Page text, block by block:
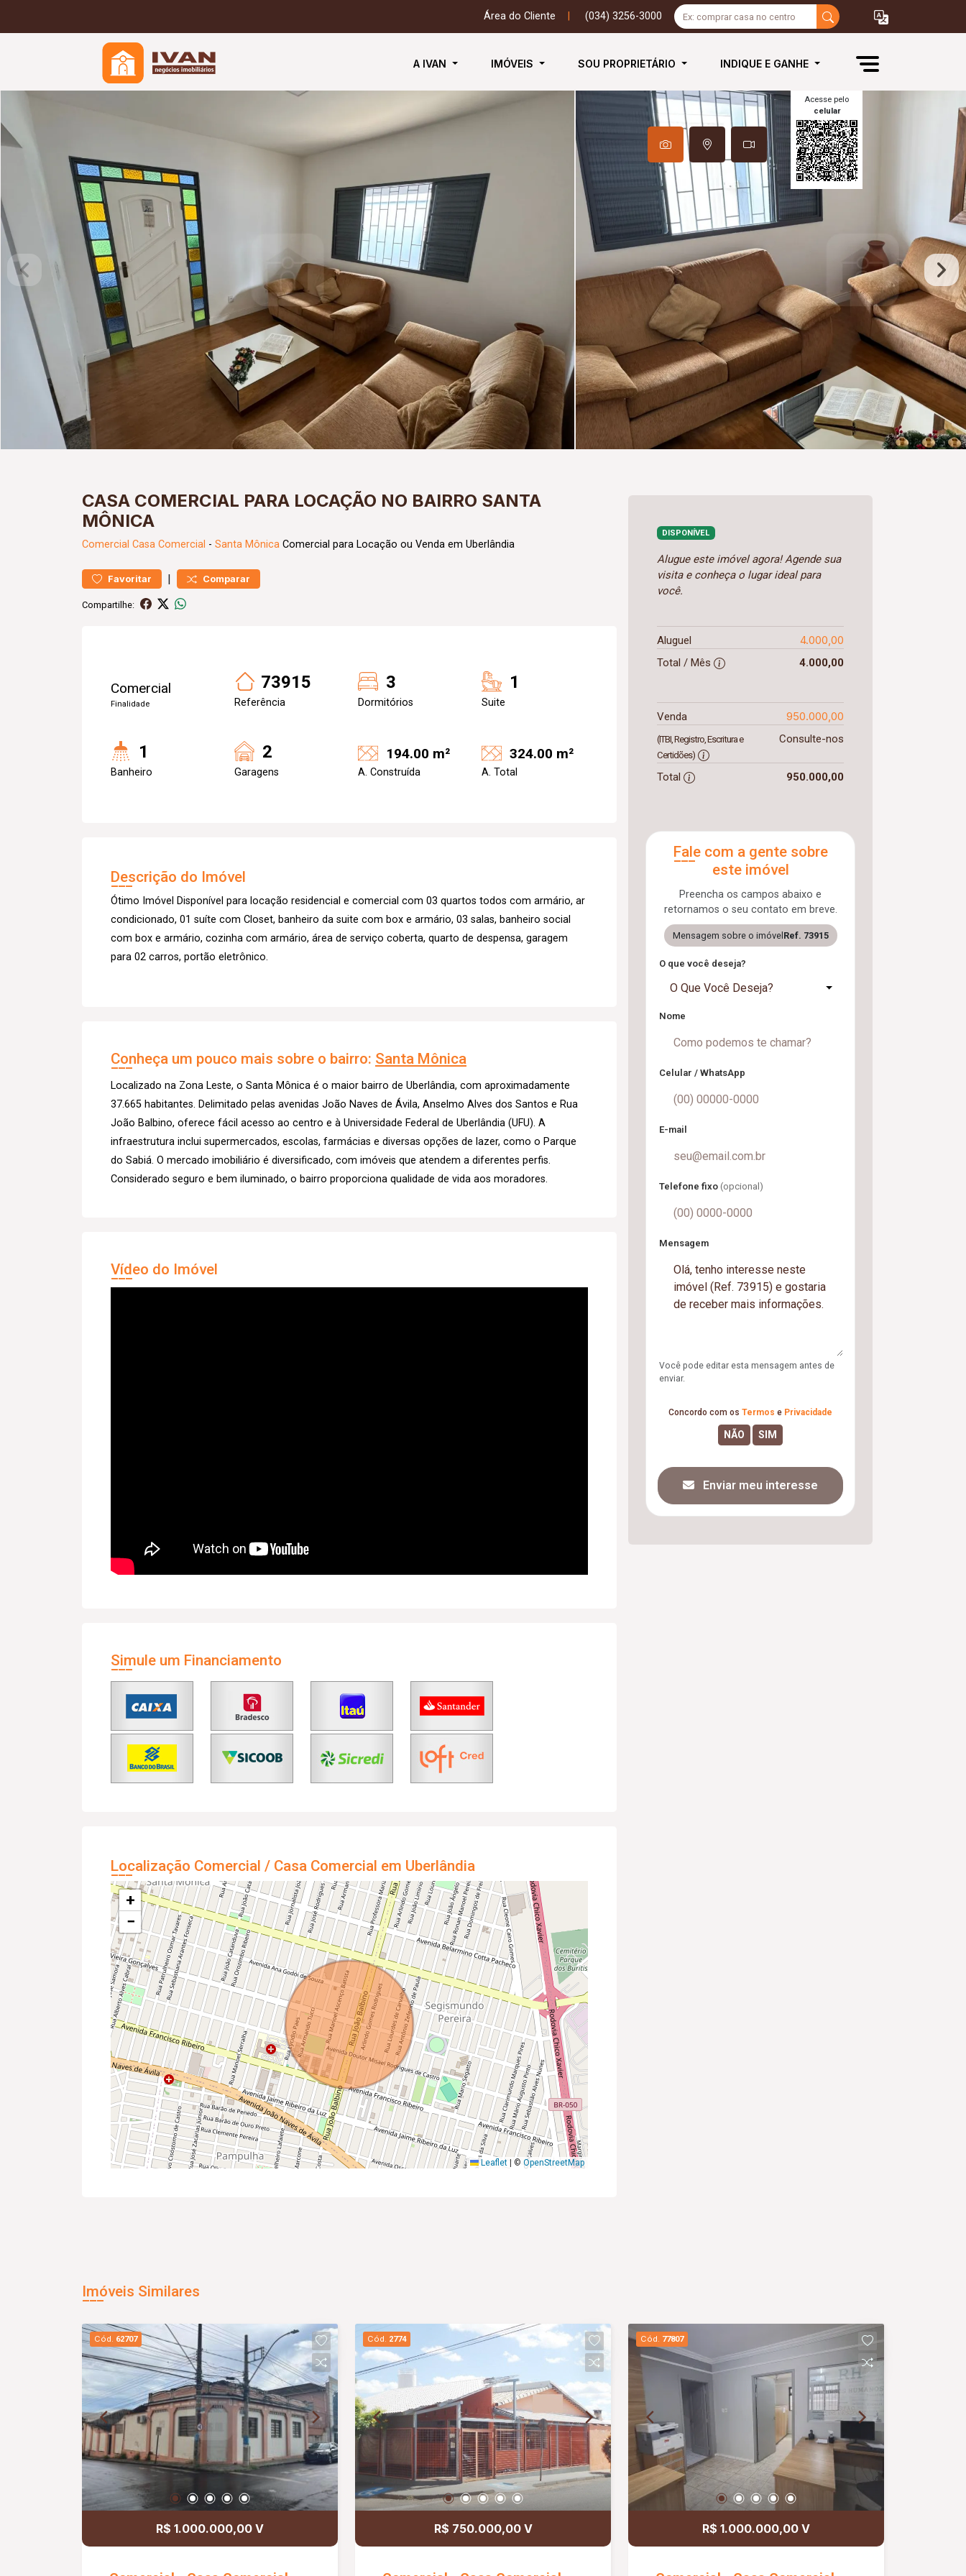
Área do Cliente (034) 3256-3000
A IVAN IMÓVEIS SOU PROPRIETÁRIO INDIQUE E GANHE
Acesse pelo
celular
CASA COMERCIAL PARA LOCAÇÃO NO BAIRRO SANTA
MÔNICA
Comercial Casa Comercial - Santa Mônica Comercial para Locação ou Venda em Uberlândia
Favoritar | Comparar
Compartilhe:
Comercial
Finalidade
73915
Referência
3
Dormitórios
1
Suite
1
Banheiro
2
Garagens
194.00 m²
A. Construída
324.00 m²
A. Total
Descrição do Imóvel
Ótimo Imóvel Disponível para locação residencial e comercial com 03 quartos todos com armário, ar
condicionado, 01 suíte com Closet, banheiro da suite com box e armário, 03 salas, banheiro social
com box e armário, cozinha com armário, área de serviço coberta, quarto de despensa, garagem
para 02 carros, portão eletrônico.
Conheça um pouco mais sobre o bairro: Santa Mônica
Localizado na Zona Leste, o Santa Mônica é o maior bairro de Uberlândia, com aproximadamente
37.665 habitantes. Delimitado pelas avenidas João Naves de Ávila, Anselmo Alves dos Santos e Rua
João Balbino, oferece fácil acesso ao centro e à Universidade Federal de Uberlândia (UFU). A
infraestrutura inclui supermercados, escolas, farmácias e diversas opções de lazer, como o Parque
do Sabiá. O mercado imobiliário é diversificado, com imóveis que atendem a diferentes perfis.
Considerado seguro e bem iluminado, o bairro proporciona qualidade de vida aos moradores.
Vídeo do Imóvel
Simule um Financiamento
Localização Comercial / Casa Comercial em Uberlândia
+
−
Leaflet © OpenStreetMap
DISPONÍVEL
Alugue este imóvel agora! Agende sua
visita e conheça o lugar ideal para
você.
Aluguel 4.000,00
Total / Mês 4.000,00
Venda 950.000,00
(ITBI, Registro, Escritura e
Certidões)
Consulte-nos
Total 950.000,00
Fale com a gente sobre
este imóvel
Preencha os campos abaixo e
retornamos o seu contato em breve.
Mensagem sobre o imóvel Ref. 73915
O que você deseja?
O Que Você Deseja?
Nome
Celular / WhatsApp
E-mail
Telefone fixo (opcional)
Mensagem
Você pode editar esta mensagem antes de
enviar.
Concordo com os Termos e Privacidade
Enviar meu interesse
Imóveis Similares
Cód. 62707
R$ 1.000.000,00 V
Cód. 2774
R$ 750.000,00 V
Cód. 77807
R$ 1.000.000,00 V